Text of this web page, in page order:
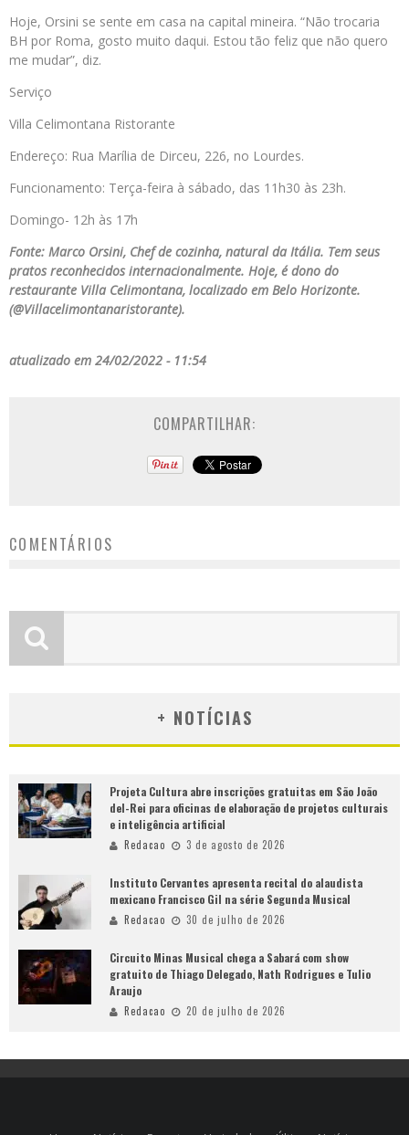
Hoje, Orsini se sente em casa na capital mineira. “Não trocaria
BH por Roma, gosto muito daqui. Estou tão feliz que não quero
me mudar”, diz.
Serviço
Villa Celimontana Ristorante
Endereço: Rua Marília de Dirceu, 226, no Lourdes.
Funcionamento: Terça-feira à sábado, das 11h30 às 23h.
Domingo- 12h às 17h
Fonte: Marco Orsini, Chef de cozinha, natural da Itália. Tem seus
pratos reconhecidos internacionalmente. Hoje, é dono do
restaurante Villa Celimontana, localizado em Belo Horizonte.
(@Villacelimontanaristorante).
atualizado em 24/02/2022 - 11:54
COMPARTILHAR:
COMENTÁRIOS
+ NOTÍCIAS
Projeta Cultura abre inscrições gratuitas em São João
del-Rei para oficinas de elaboração de projetos culturais
e inteligência artificial
Redacao 3 de agosto de 2026
Instituto Cervantes apresenta recital do alaudista
mexicano Francisco Gil na série Segunda Musical
Redacao 30 de julho de 2026
Circuito Minas Musical chega a Sabará com show
gratuito de Thiago Delegado, Nath Rodrigues e Tulio
Araujo
Redacao 20 de julho de 2026